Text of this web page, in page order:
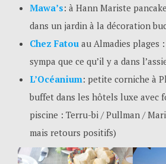
Mawa’s: à Hann Mariste
dans un jardin à la décoration
Chez Fatouau Almadies plages
sympa que ce qu’il y a dans
L’Océanium: petite corniche à
buffet dans les hôtels luxe avec
piscine : Terru-bi / Pullman /
mais retours positifs)